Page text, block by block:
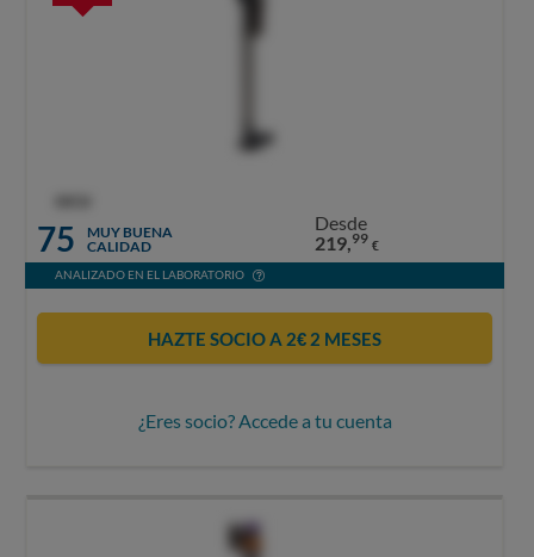
75
MUY BUENA
CALIDAD
Desde
219,99 €
ANALIZADO EN EL LABORATORIO
HAZTE SOCIO A 2€ 2 MESES
¿Eres socio? Accede a tu cuenta